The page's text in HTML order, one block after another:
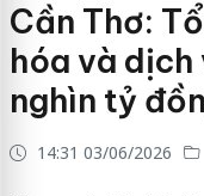
Cần Thơ:
hóa và dịch
nghìn tỷ
14:31 03/06/2026